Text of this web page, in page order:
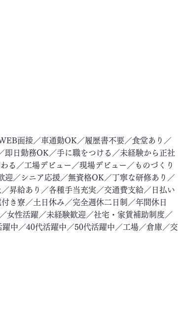
面接／車通勤OK／履歴書不要／食堂あり／
日勤務OK／手に職をつける／未経験から正社
る／工場デビュー／現場デビュー／ものづくり
／シニア応援／無資格OK／丁寧な研修あり／
昇給あり／各種手当充実／交通費支給／日払い
き寮／土日休み／完全週休二日制／年間休日
女性活躍／未経験歓迎／社宅・家賃補助制度／
中／40代活躍中／50代活躍中／工場／倉庫／交